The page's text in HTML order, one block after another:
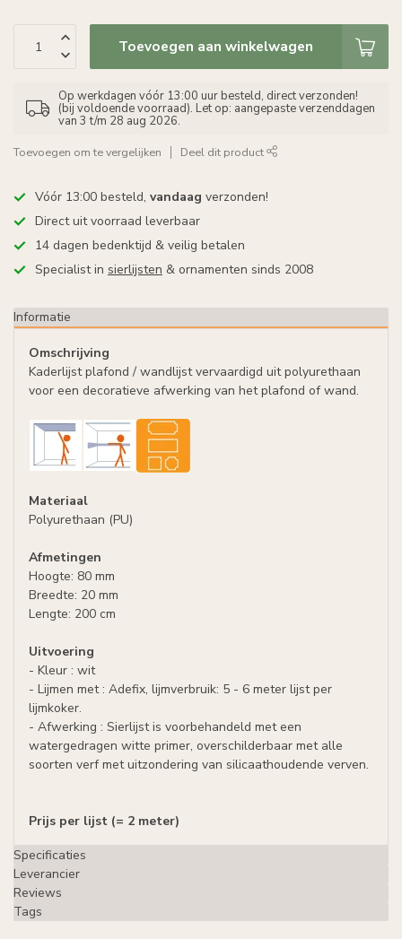
Toevoegen aan winkelwagen
Op werkdagen vóór 13:00 uur besteld, direct verzonden!
(bij voldoende voorraad). Let op: aangepaste verzenddagen
van 3 t/m 28 aug 2026.
Toevoegen om te vergelijken Deel dit product
Vóór 13:00 besteld, vandaag verzonden!
Direct uit voorraad leverbaar
14 dagen bedenktijd & veilig betalen
Specialist in sierlijsten & ornamenten sinds 2008
Informatie
Omschrijving
Kaderlijst plafond / wandlijst vervaardigd uit polyurethaan
voor een decoratieve afwerking van het plafond of wand.
Materiaal
Polyurethaan (PU)
Afmetingen
Hoogte: 80 mm
Breedte: 20 mm
Lengte: 200 cm
Uitvoering
- Kleur : wit
- Lijmen met : Adefix, lijmverbruik: 5 - 6 meter lijst per
lijmkoker.
- Afwerking : Sierlijst is voorbehandeld met een
watergedragen witte primer, overschilderbaar met alle
soorten verf met uitzondering van silicaathoudende verven.
Prijs per lijst (= 2 meter)
Specificaties
Leverancier
Reviews
Tags